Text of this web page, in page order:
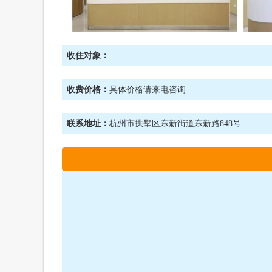
收住对象：
收费价格： 具体价格请来电咨询
联系地址： 杭州市拱墅区东新街道东新路848号